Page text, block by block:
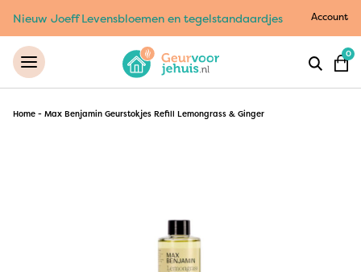
Nieuw Joeff Levensbloemen en tegelstandaardjes Account
0
Home - Max Benjamin Geurstokjes Refill Lemongrass & Ginger